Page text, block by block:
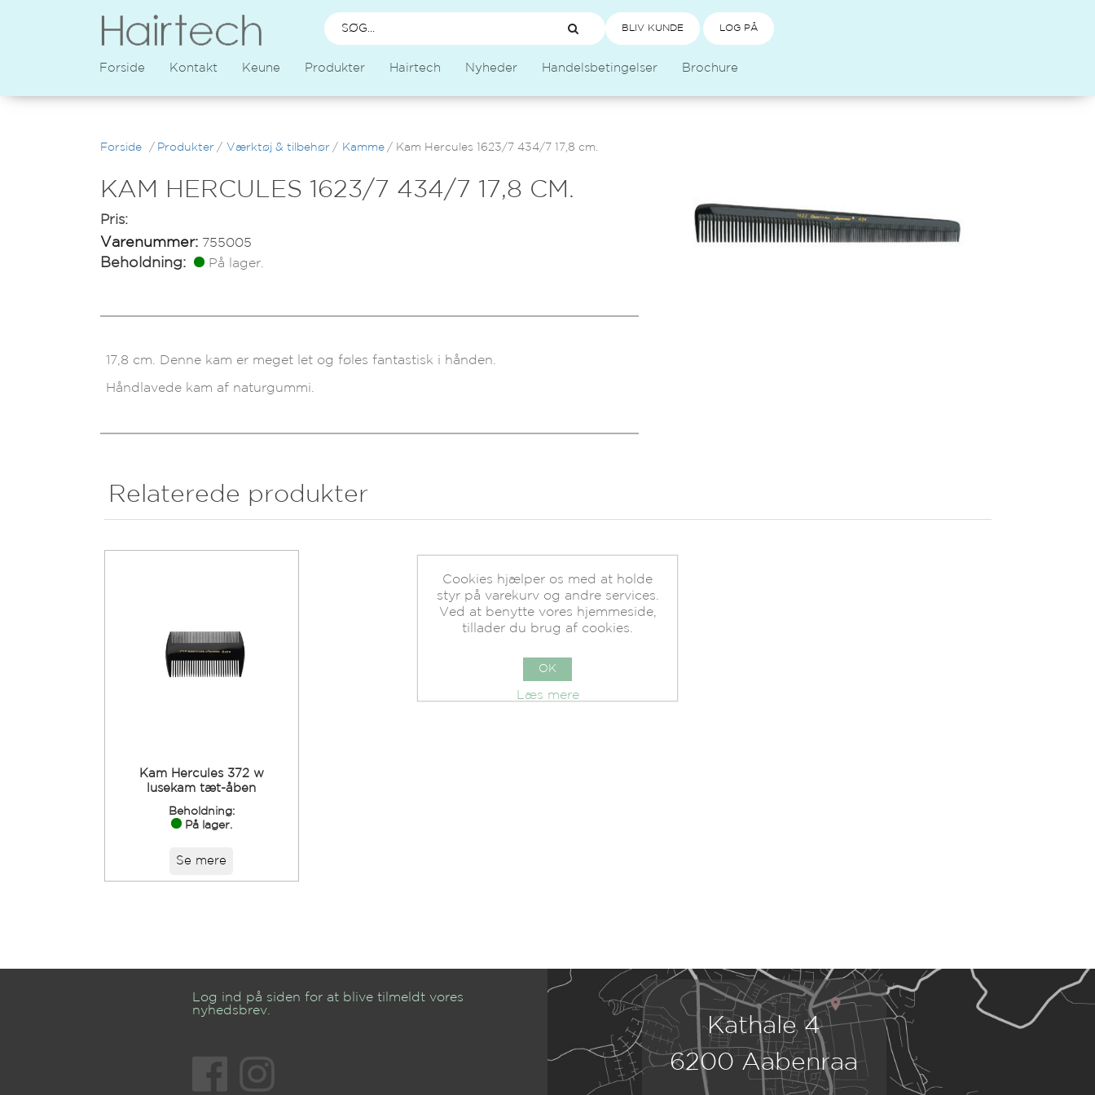
BLIV KUNDE LOG PÅ
Forside Kontakt Keune Produkter Hairtech Nyheder Handelsbetingelser Brochure
Forside / Produkter / Værktøj & tilbehør / Kamme / Kam Hercules 1623/7 434/7 17,8 cm.
KAM HERCULES 1623/7 434/7 17,8 CM.
Pris:
Varenummer: 755005
Beholdning: På lager.
17,8 cm. Denne kam er meget let og føles fantastisk i hånden.
Håndlavede kam af naturgummi.
Relaterede produkter
Kam Hercules 372 w
lusekam tæt-åben
Beholdning:
På lager.
Se mere
Log ind på siden for at blive tilmeldt vores
nyhedsbrev.
Kathale 4
6200 Aabenraa
Cookies hjælper os med at holde
styr på varekurv og andre services.
Ved at benytte vores hjemmeside,
tillader du brug af cookies.
OK
Læs mere